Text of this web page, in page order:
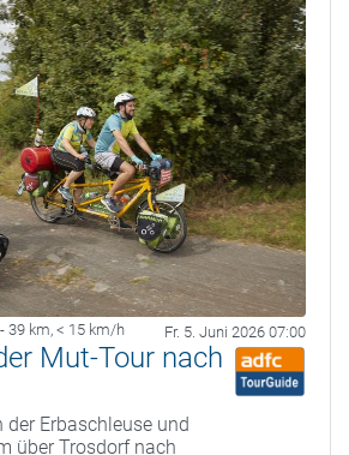
39 km, < 15 km/h Fr. 5. Juni 2026 07:00
Mut-Tour nach
Erbaschleuse und
über Trosdorf nach